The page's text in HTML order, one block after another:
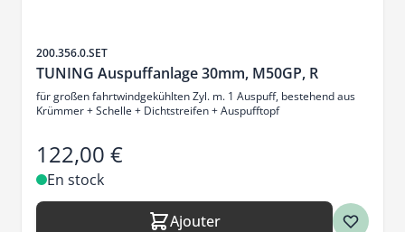
SKU
200.356.0.SET
TUNING Auspuffanlage 30mm, M50GP, R
für großen fahrtwindgekühlten Zyl. m. 1 Auspuff, bestehend aus
Krümmer + Schelle + Dichtstreifen + Auspufftopf
122,00 €
En stock
Ajouter